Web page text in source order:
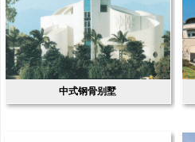
中式钢骨别墅